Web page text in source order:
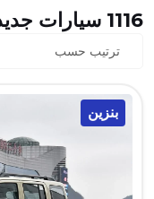
1116 سيارات جديدة مطابقة للفلتر
ترتيب حسب
بنزين